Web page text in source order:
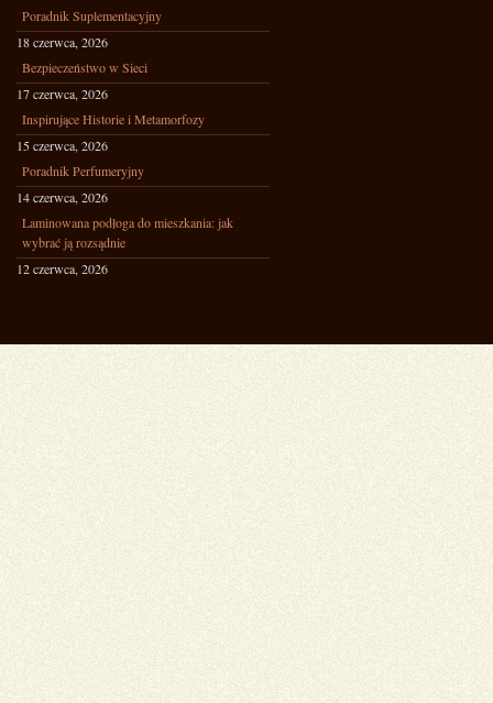
Poradnik Suplementacyjny
18 czerwca, 2026
Bezpieczeństwo w Sieci
17 czerwca, 2026
Inspirujące Historie i Metamorfozy
15 czerwca, 2026
Poradnik Perfumeryjny
14 czerwca, 2026
Laminowana podłoga do mieszkania: jak
wybrać ją rozsądnie
12 czerwca, 2026